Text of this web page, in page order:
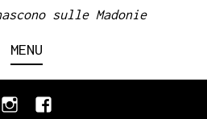
sulle Madonie
MENU
instagramfacebook